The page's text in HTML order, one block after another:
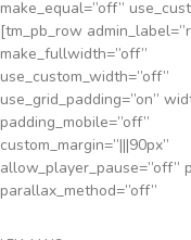
make_equal=”off”
[tm_pb_row
make_fullwidth=”off”
use_custom_width=”off”
use_grid_padding=”on”
padding_mobile=”off”
custom_margin=”|||90px”
allow_player_pause=”off”
parallax_method=”off”